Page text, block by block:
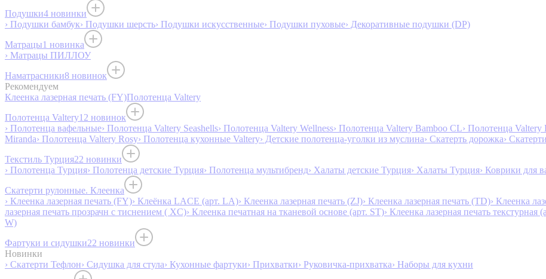
Подушки4 новинки
› Подушки бамбук› Подушки шерсть› Подушки искусственные› Подушки пуховые› Декоративные подушки (DP)
Матрацы1 новинка
› Матрацы ПИЛЛОУ
Наматрасники8 новинок
Рекомендуем
Клеенка лазерная печать (FY)Полотенца Valtery
Полотенца Valtery12 новинок
› Полотенца вафельные› Полотенца Valtery Seashells› Полотенца Valtery Wellness› Полотенца Valtery Bamboo CL› Полотенца Valtery
Miranda› Полотенца Valtery Rosy› Полотенца кухонные Valtery› Детские полотенца-уголки из муслина› Скатерть дорожка›
Текстиль Турция22 новинки
› Полотенца Турция› Полотенца детские Турция› Полотенца мультибренд› Халаты детские Турция› Халаты Турция› Коврики для
Скатерти рулонные. Клеенка
› Клеенка лазерная печать (FY)› Клеёнка LACE (арт. LA)› Клеенка лазерная печать (ZJ)› Клеенка лазерная печать (TD)› Клеенка
лазерная печать прозрачн с тиснением ( XC)› Клеенка печатная на тканевой основе (арт. ST)› Клеенка лазерная печать текстурная
W)
Фартуки и сидушки22 новинки
Новинки
› Скатерти Тефлон› Сидушка для стула› Кухонные фартуки› Прихватки› Руковичка-прихватка› Наборы для кухни